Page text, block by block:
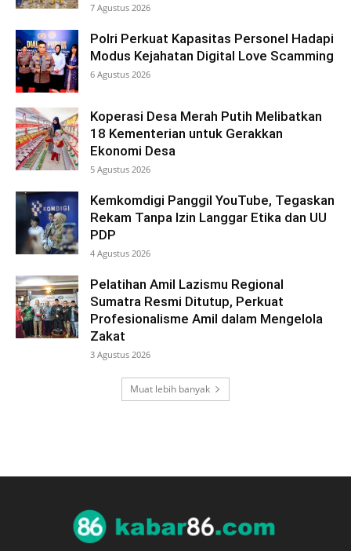
7 Agustus 2026
Polri Perkuat Kapasitas Personel Hadapi
Modus Kejahatan Digital Love Scamming
6 Agustus 2026
Koperasi Desa Merah Putih Melibatkan
18 Kementerian untuk Gerakkan
Ekonomi Desa
5 Agustus 2026
Kemkomdigi Panggil YouTube, Tegaskan
Rekam Tanpa Izin Langgar Etika dan UU
PDP
4 Agustus 2026
Pelatihan Amil Lazismu Regional
Sumatra Resmi Ditutup, Perkuat
Profesionalisme Amil dalam Mengelola
Zakat
3 Agustus 2026
Muat lebih banyak